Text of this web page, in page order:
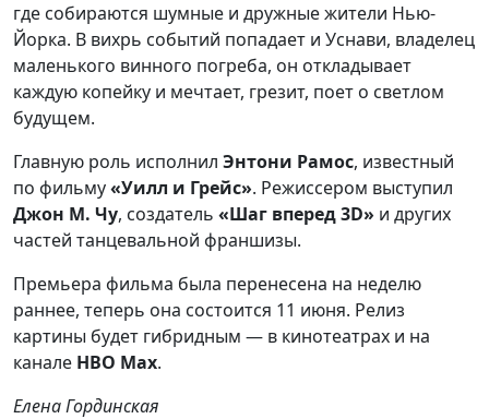
где собираются шумные и дружные жители Нью-
Йорка. В вихрь событий попадает и Уснави, владелец
маленького винного погреба, он откладывает
каждую копейку и мечтает, грезит, поет о светлом
будущем.
Главную роль исполнил Энтони Рамос, известный
по фильму«Уилл и Грейс». Режиссером выступил
Джон М. Чу, создатель «Шаг вперед 3D» и других
частей танцевальной франшизы.
Премьера фильма была перенесена на неделю
раннее, теперь она состоится 11 июня. Релиз
картины будет гибридным — в кинотеатрах и на
канале HBO Max.
Елена Гординская